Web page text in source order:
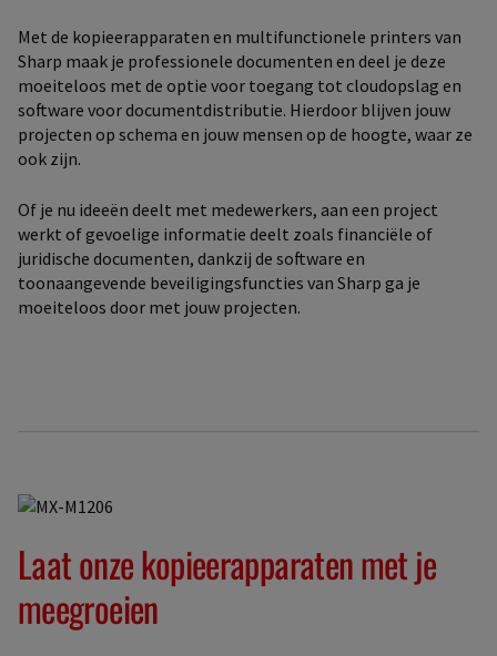
Met de kopieerapparaten en multifunctionele printers van
Sharp maak je professionele documenten en deel je deze
moeiteloos met de optie voor toegang tot cloudopslag en
software voor documentdistributie. Hierdoor blijven jouw
projecten op schema en jouw mensen op de hoogte, waar ze
ook zijn.
Of je nu ideeën deelt met medewerkers, aan een project
werkt of gevoelige informatie deelt zoals financiële of
juridische documenten, dankzij de software en
toonaangevende beveiligingsfuncties van Sharp ga je
moeiteloos door met jouw projecten.
Laat onze kopieerapparaten met je
meegroeien